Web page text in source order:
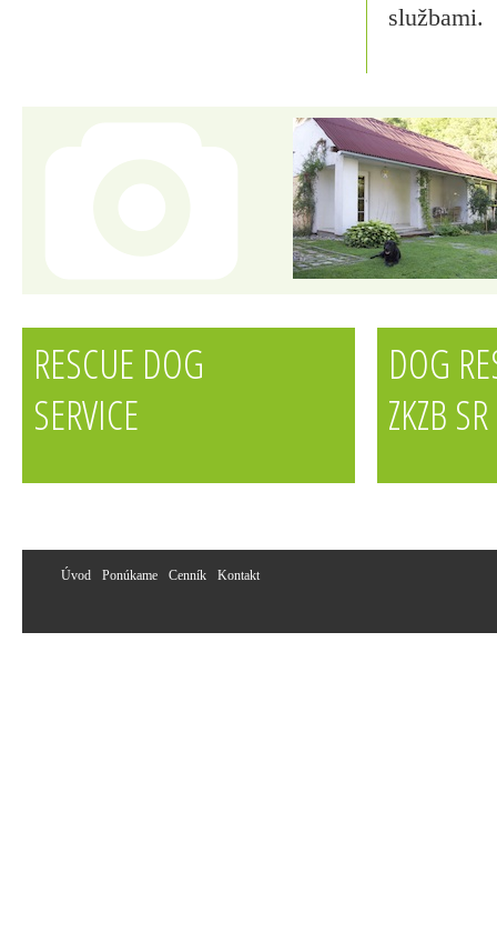
službami.
RESCUE DOG
SERVICE
DOG
ZKZB SR
Úvod Ponúkame Cenník Kontakt